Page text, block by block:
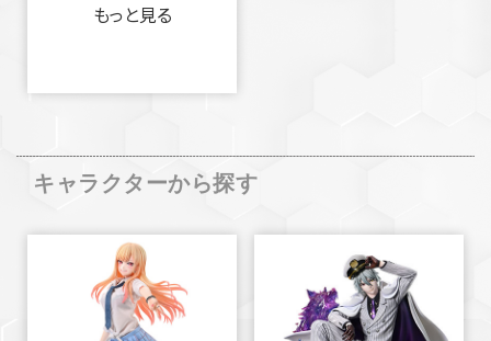
もっと見る
キャラクターから探す